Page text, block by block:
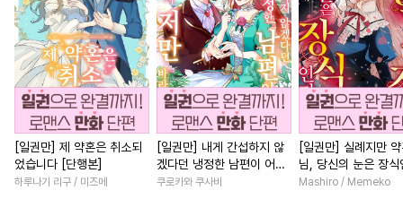
[일권만] 제 약혼은 취소되
었습니다 [단행본]
하루나기 리구 / 미즈메
[일권만] 내게 간섭하지 않
겠다던 냉정한 남편이 어째
선지 저만 바라봅니다 [단행
쿠로카와 쿠사비
[일권만] 실례지만
님, 당신의 눈은 장식
요? [단행본]
Mashiro / Memeko